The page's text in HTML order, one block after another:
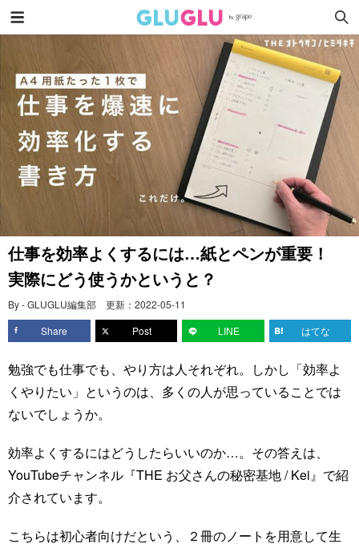
仕事を効率よくするには…紙とペンが重要！
実際にどう使うかというと？
By - GLUGLU編集部 更新： 2022-05-11
Share
Post LINE はてな
勉強でも仕事でも、やり方は人それぞれ。しかし「効率よ
くやりたい」というのは、多くの人が思っていることでは
ないでしょうか。
効率よくするにはどうしたらいいのか…。その答えは、
YouTubeチャンネル『THE お父さんの秘密基地 / Kei』で紹
介されています。
こちらは初心者向けだという、２冊のノートを用意して生